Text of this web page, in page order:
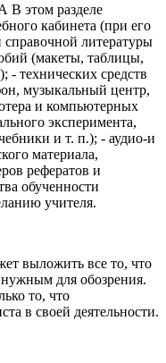
этом разделе
кабинета (при его
литературы
(макеты, таблицы,
технических средств
музыкальный центр,
и компьютерных
эксперимента,
и т. п.); - аудио-и
материала,
рефератов и
обученности
учителя.
выложить все то, что
для обозрения.
то, что
в своей деятельности.